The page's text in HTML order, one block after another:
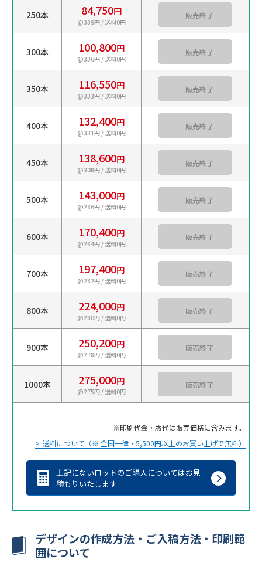
250本 84,750円
@339円 / 送料0円
カートに入れる
300本 100,800円
@336円 / 送料0円
カートに入れる
350本 116,550円
@333円 / 送料0円
カートに入れる
400本 132,400円
@331円 / 送料0円
カートに入れる
450本 138,600円
@308円 / 送料0円
カートに入れる
500本 143,000円
@286円 / 送料0円
カートに入れる
600本 170,400円
@284円 / 送料0円
カートに入れる
700本 197,400円
@282円 / 送料0円
カートに入れる
800本 224,000円
@280円 / 送料0円
カートに入れる
900本 250,200円
@278円 / 送料0円
カートに入れる
1000本 275,000円
@275円 / 送料0円
カートに入れる
印刷代金・版代は販売価格に含みます。
送料について（※ 全国一律・5,500円以上のお買い上げで無料）
上記にないロットのご購入についてはお見
積もりいたします
デザインの作成方法・ご入稿方法・印刷範
囲について